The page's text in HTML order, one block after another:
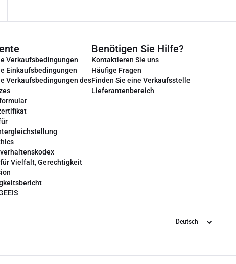
Verkaufsbedingungen
Einkaufsbedingungen
Verkaufsbedingungen des
Vielfalt, Gerechtigkeit
Benötigen Sie Hilfe?
Kontaktieren Sie uns
Häufige Fragen
Finden Sie eine Verkaufsstelle
Lieferantenbereich
Sprache